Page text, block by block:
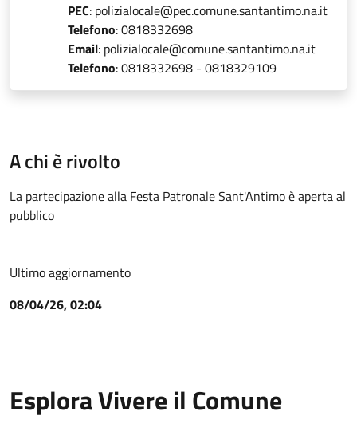
PEC: polizialocale@pec.comune.santantimo.na.it
Telefono: 0818332698
Email: polizialocale@comune.santantimo.na.it
Telefono: 0818332698 - 0818329109
A chi è rivolto
La partecipazione alla Festa Patronale Sant'Antimo è aperta al
pubblico
Ultimo aggiornamento
08/04/26, 02:04
Esplora Vivere il Comune